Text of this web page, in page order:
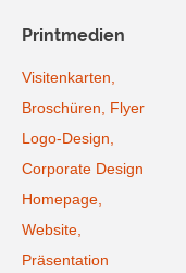
Printmedien
Visitenkarten,
Broschüren, Flyer
Logo-Design,
Corporate Design
Homepage,
Website,
Präsentation